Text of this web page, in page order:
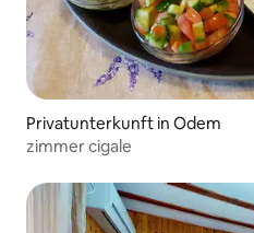
Privatunterkunft in Odem
zimmer cigale